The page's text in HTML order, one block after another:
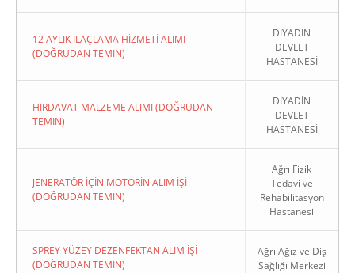
12 AYLIK İLAÇLAMA HİZMETİ ALIMI
(DOĞRUDAN TEMIN)
DİYADİN
DEVLET
HASTANESİ
HIRDAVAT MALZEME ALIMI (DOĞRUDAN
TEMIN)
DİYADİN
DEVLET
HASTANESİ
JENERATÖR İÇİN MOTORİN ALIM İŞİ
(DOĞRUDAN TEMIN)
Ağrı Fizik
Tedavi ve
Rehabilitasyon
Hastanesi
SPREY YÜZEY DEZENFEKTAN ALIM İŞİ
(DOĞRUDAN TEMIN)
Ağrı Ağız ve Diş
Sağlığı Merkezi